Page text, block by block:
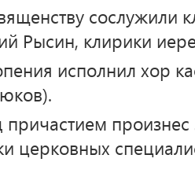
сослужили
Рысин, клирики
исполнил хор
произнес
церковных